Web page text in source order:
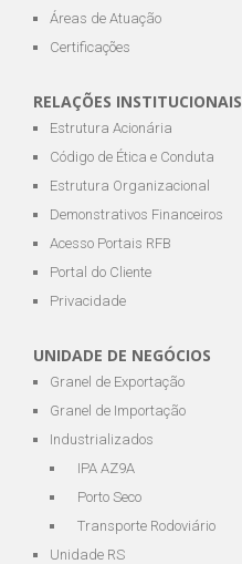
Áreas de Atuação
Certificações
RELAÇÕES INSTITUCIONAIS
Estrutura Acionária
Código de Ética e Conduta
Estrutura Organizacional
Demonstrativos Financeiros
Acesso Portais RFB
Portal do Cliente
Privacidade
UNIDADE DE NEGÓCIOS
Granel de Exportação
Granel de Importação
Industrializados
IPA AZ9A
Porto Seco
Transporte Rodoviário
Unidade RS